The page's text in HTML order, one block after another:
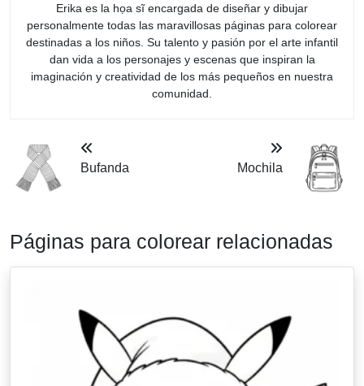
Erika es la họa sĩ encargada de diseñar y dibujar
personalmente todas las maravillosas páginas para colorear
destinadas a los niños. Su talento y pasión por el arte infantil
dan vida a los personajes y escenas que inspiran la
imaginación y creatividad de los más pequeños en nuestra
comunidad.
Bufanda Mochila
Páginas para colorear relacionadas